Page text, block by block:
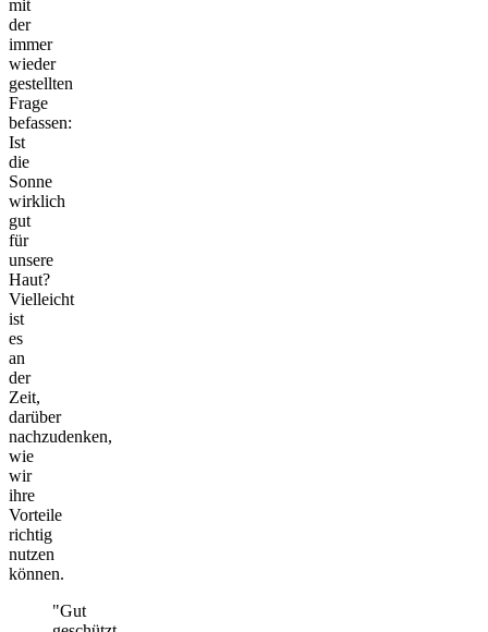
mit
der
immer
wieder
gestellten
Frage
befassen:
Ist
die
Sonne
wirklich
gut
für
unsere
Haut?
Vielleicht
ist
es
an
der
Zeit,
darüber
nachzudenken,
wie
wir
ihre
Vorteile
richtig
nutzen
können.
"Gut